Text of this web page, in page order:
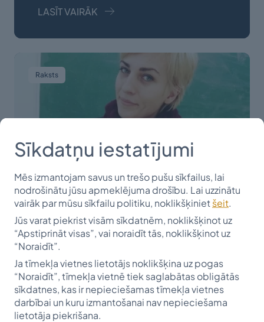
LASĪT VAIRĀK
Raksts
2009-2013
Klinta Bole
LASĪT VAIRĀK
Sīkdatņu iestatījumi
Mēs izmantojam savus un trešo pušu sīkfailus, lai
nodrošinātu jūsu apmeklējuma drošību. Lai uzzinātu
vairāk par mūsu sīkfailu politiku, noklikšķiniet šeit.
Jūs varat piekrist visām sīkdatnēm, noklikšķinot uz
“Apstiprināt visas”, vai noraidīt tās, noklikšķinot uz
“Noraidīt”.
Ja tīmekļa vietnes lietotājs noklikšķina uz pogas
“Noraidīt”, tīmekļa vietnē tiek saglabātas obligātās
sīkdatnes, kas ir nepieciešamas tīmekļa vietnes
darbībai un kuru izmantošanai nav nepieciešama
lietotāja piekrišana.